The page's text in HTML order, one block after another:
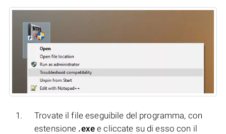
Trovate il file eseguibile del programma, con
estensione .exe e cliccate su di esso con il